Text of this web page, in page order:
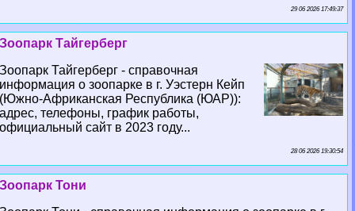
29 06 2026 17:49:37
Зоопарк Тайгерберг
Зоопарк Тайгерберг - справочная
информация о зоопарке в г. Уэстерн Кейп
(Южно-Африканская Республика (ЮАР)):
адрес, телефоны, график работы,
официальный сайт в 2023 году...
28 06 2026 19:30:54
Зоопарк Тони